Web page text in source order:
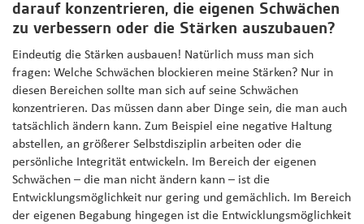
darauf konzentrieren, die eigenen Schwächen
zu verbessern oder die Stärken auszubauen?
Eindeutig die Stärken ausbauen! Natürlich muss man sich
fragen: Welche Schwächen blockieren meine Stärken? Nur in
diesen Bereichen sollte man sich auf seine Schwächen
konzentrieren. Das müssen dann aber Dinge sein, die man auch
tatsächlich ändern kann. Zum Beispiel eine negative Haltung
abstellen, an größerer Selbstdisziplin arbeiten oder die
persönliche Integrität entwickeln. Im Bereich der eigenen
Schwächen – die man nicht ändern kann – ist die
Entwicklungsmöglichkeit nur gering und gemächlich. Im Bereich
der eigenen Begabung hingegen ist die Entwicklungsmöglichkeit